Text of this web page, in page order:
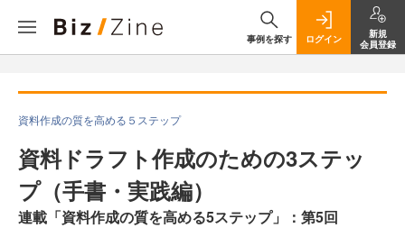
事例を探す ログイン
新規
会員登録
資料作成の質を高める５ステップ
資料ドラフト作成のための3ステッ
プ（手書・実践編）
連載「資料作成の質を高める5ステップ」：第5回